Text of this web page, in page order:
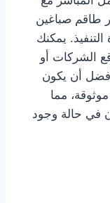
طاقم صباغين
يمكنك
الشركات أو
أن يكون
مما
في حالة وجود